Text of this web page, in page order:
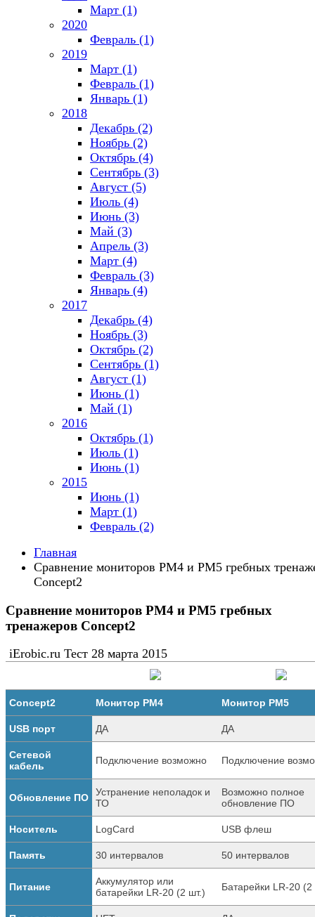
Март (1)
2020
Февраль (1)
2019
Март (1)
Февраль (1)
Январь (1)
2018
Декабрь (2)
Ноябрь (2)
Октябрь (4)
Сентябрь (3)
Август (5)
Июль (4)
Июнь (3)
Май (3)
Апрель (3)
Март (4)
Февраль (3)
Январь (4)
2017
Декабрь (4)
Ноябрь (3)
Октябрь (2)
Сентябрь (1)
Август (1)
Июнь (1)
Май (1)
2016
Октябрь (1)
Июль (1)
Июнь (1)
2015
Июнь (1)
Март (1)
Февраль (2)
Главная
Сравнение мониторов PM4 и PM5 гребных
Concept2
Сравнение мониторов PM4 и PM5 гребных
тренажеров Concept2
iErobic.ru Тест 28 марта 2015
Concept2 Монитор PM4 Монитор PM5
USB порт ДА ДА
Сетевой
кабель
Подключение возможно Подключение
Обновление ПО
Устранение неполадок и
ТО
Возможно полное
обновление ПО
Носитель LogCard USB флеш
Память 30 интервалов 50 интервалов
Питание
Аккумулятор или
батарейки LR-20 (2 шт.)
Батарейки LR-20 (2